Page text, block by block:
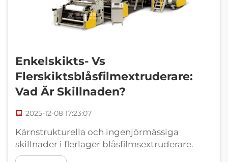
Enkelskikts- Vs
Flerskiktsblåsfilmextruderare:
Vad Är Skillnaden?
2025-12-08 17:23:07
Kärnstrukturella och ingenjörmässiga
skillnader i flerlager blåsfilmsextruderare.
Extruderarkonfiguration,